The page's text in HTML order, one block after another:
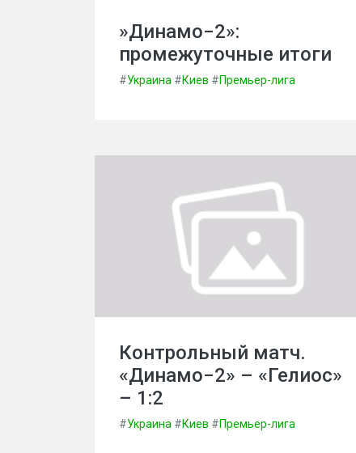
»Динамо−2»:
промежуточные итоги
#Украина #Киев #Премьер-лига
Контрольный матч.
«Динамо−2» – «Гелиос»
– 1:2
#Украина #Киев #Премьер-лига